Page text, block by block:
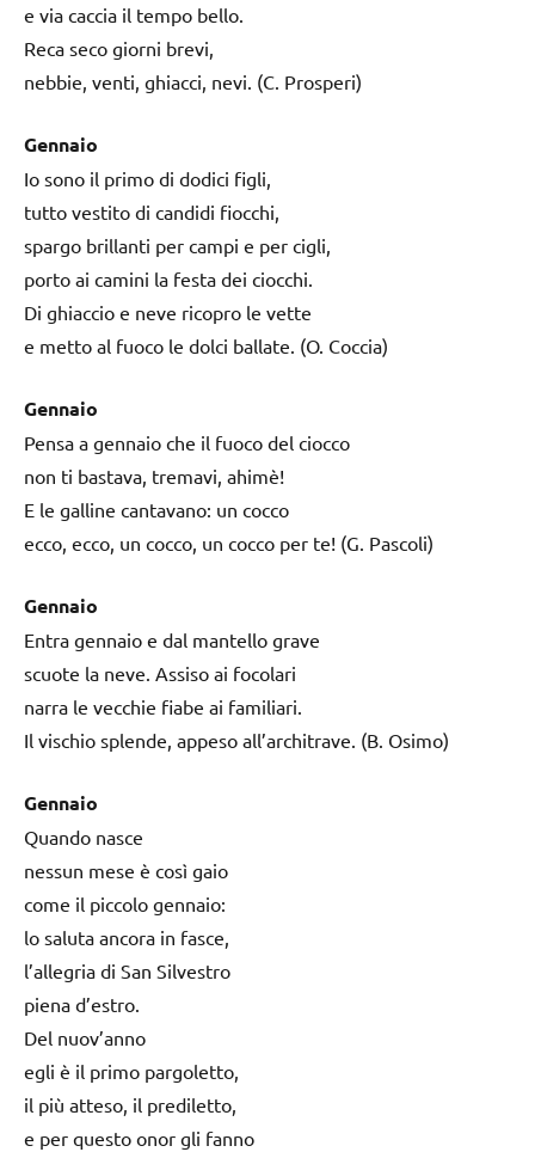
e via caccia il tempo bello.
Reca seco giorni brevi,
nebbie, venti, ghiacci, nevi. (C. Prosperi)
Gennaio
Io sono il primo di dodici figli,
tutto vestito di candidi fiocchi,
spargo brillanti per campi e per cigli,
porto ai camini la festa dei ciocchi.
Di ghiaccio e neve ricopro le vette
e metto al fuoco le dolci ballate. (O. Coccia)
Gennaio
Pensa a gennaio che il fuoco del ciocco
non ti bastava, tremavi, ahimè!
E le galline cantavano: un cocco
ecco, ecco, un cocco, un cocco per te! (G. Pascoli)
Gennaio
Entra gennaio e dal mantello grave
scuote la neve. Assiso ai focolari
narra le vecchie fiabe ai familiari.
Il vischio splende, appeso all’architrave. (B. Osimo)
Gennaio
Quando nasce
nessun mese è così gaio
come il piccolo gennaio:
lo saluta ancora in fasce,
l’allegria di San Silvestro
piena d’estro.
Del nuov’anno
egli è il primo pargoletto,
il più atteso, il prediletto,
e per questo onor gli fanno